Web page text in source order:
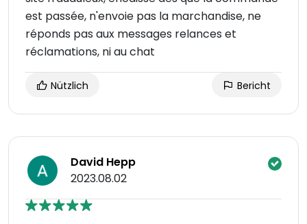
est passée, n'envoie pas la marchandise, ne
réponds pas aux messages relances et
réclamations, ni au chat
Nützlich Bericht
David Hepp
2023.08.02